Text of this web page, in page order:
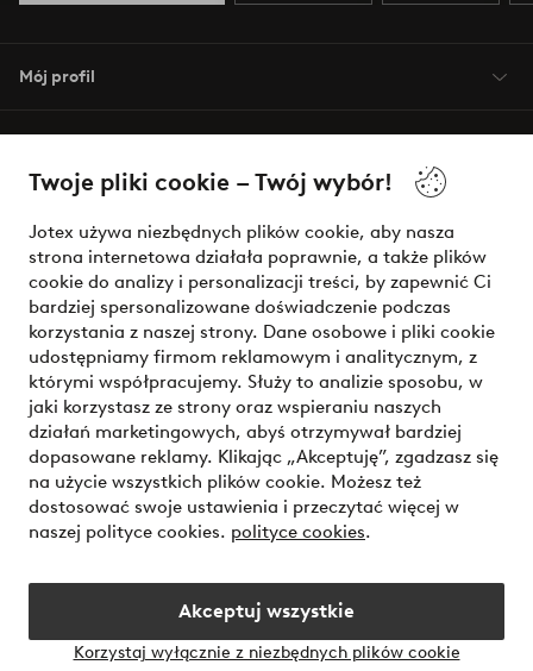
Twoje pliki cookie – Twój wybór!
Jotex używa niezbędnych plików cookie, aby nasza
strona internetowa działała poprawnie, a także plików
cookie do analizy i personalizacji treści, by zapewnić Ci
bardziej spersonalizowane doświadczenie podczas
korzystania z naszej strony. Dane osobowe i pliki cookie
udostępniamy firmom reklamowym i analitycznym, z
którymi współpracujemy. Służy to analizie sposobu, w
jaki korzystasz ze strony oraz wspieraniu naszych
działań marketingowych, abyś otrzymywał bardziej
dopasowane reklamy. Klikając „Akceptuję”, zgadzasz się
na użycie wszystkich plików cookie. Możesz też
dostosować swoje ustawienia i przeczytać więcej w
naszej polityce cookies. polityce cookies.
Akceptuj wszystkie
Korzystaj wyłącznie z niezbędnych plików cookie
Mój profil
Warunki
Bezpieczne płatności - zapłać teraz lub podziel się
Chcesz dowiedzieć się więcej o naszych opcjach płatności